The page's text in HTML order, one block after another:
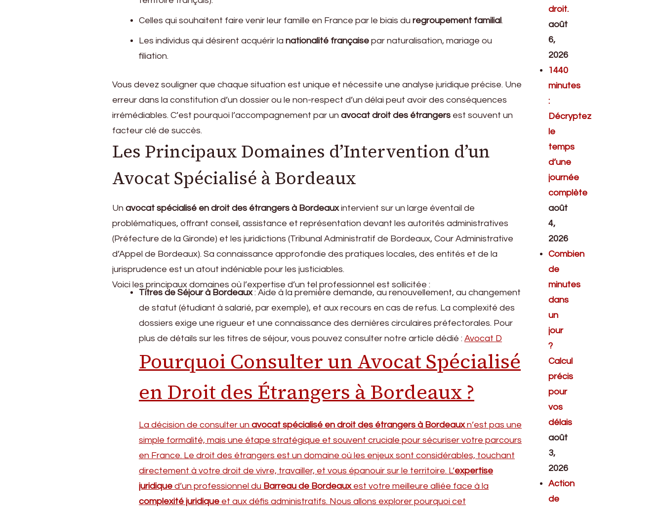
Celles qui souhaitent faire venir leur famille en France par le biais du regroupement familial.
Les individus qui désirent acquérir la nationalité française par naturalisation, mariage ou
filiation.
Vous devez souligner que chaque situation est unique et nécessite une analyse juridique précise. Une
erreur dans la constitution d’un dossier ou le non-respect d’un délai peut avoir des conséquences
irrémédiables. C’est pourquoi l’accompagnement par un avocat droit des étrangers est souvent un
facteur clé de succès.
Les Principaux Domaines d’Intervention d’un
Avocat Spécialisé à Bordeaux
Un avocat spécialisé en droit des étrangers à Bordeauxintervient sur un large éventail de
problématiques, offrant conseil, assistance et représentation devant les autorités administratives
(Préfecture de la Gironde) et les juridictions (Tribunal Administratif de Bordeaux, Cour Administrative
d’Appel de Bordeaux). Sa connaissance approfondie des pratiques locales, des entités et de la
jurisprudence est un atout indéniable pour les justiciables.
Voici les principaux domaines où l’expertise d’un tel professionnel est sollicitée :
Titres de Séjour à Bordeaux: Aide à la première demande, au renouvellement, au changement
de statut (étudiant à salarié, par exemple), et aux recours en cas de refus. La complexité des
dossiers exige une rigueur et une connaissance des dernières circulaires préfectorales. Pour
plus de détails sur les titres de séjour, vous pouvez consulter notre article dédié : Avocat D
Pourquoi Consulter un Avocat Spécialisé
en Droit des Étrangers à Bordeaux ?
La décision de consulter un avocat spécialisé en droit des étrangers à Bordeauxn’est pas une
simple formalité, mais une étape stratégique et souvent cruciale pour sécuriser votre parcours
en France. Le droit des étrangers est un domaine où les enjeux sont considérables, touchant
directement à votre droit de vivre, travailler, et vous épanouir sur le territoire. L’expertise
juridique d’un professionnel du Barreau de Bordeauxest votre meilleure alliée face à la
complexité juridique et aux défis administratifs. Nous allons explorer pourquoi cet
droit.
août
6,
2026
1440
minutes
:
Décryptez
le
temps
d’une
journée
complète
août
4,
2026
Combien
de
minutes
dans
un
jour
?
Calcul
précis
pour
vos
délais
août
3,
2026
Action
de